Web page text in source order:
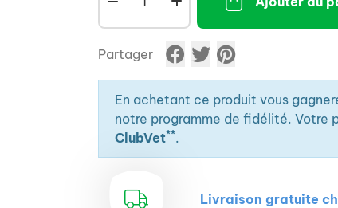
- Formulation appétente en tablettes
grande facilité d'utilisation.
Partager
En achetant ce produit vous
notre programme de fidélité. Votre
ClubVet**.
Livraison gratuite